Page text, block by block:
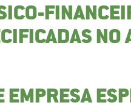
NO
EMPRESA